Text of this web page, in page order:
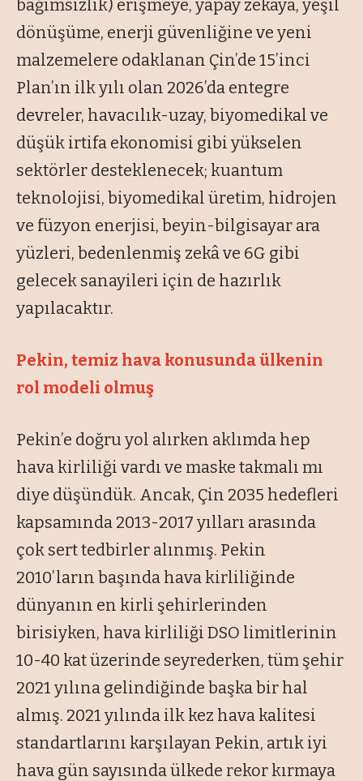
bağımsızlık) erişmeye, yapay zekâya, yeşil
dönüşüme, enerji güvenliğine ve yeni
malzemelere odaklanan Çin’de 15’inci
Plan’ın ilk yılı olan 2026’da entegre
devreler, havacılık-uzay, biyomedikal ve
düşük irtifa ekonomisi gibi yükselen
sektörler desteklenecek; kuantum
teknolojisi, biyomedikal üretim, hidrojen
ve füzyon enerjisi, beyin-bilgisayar ara
yüzleri, bedenlenmiş zekâ ve 6G gibi
gelecek sanayileri için de hazırlık
yapılacaktır.
Pekin, temiz hava konusundaülkenin
rol modeli olmuş
Pekin’e doğru yol alırken aklımda hep
hava kirliliği vardı ve maske takmalı mı
diye düşündük. Ancak, Çin 2035 hedefleri
kapsamında 2013-2017 yılları arasında
çok sert tedbirler alınmış. Pekin
2010’ların başında hava kirliliğinde
dünyanın en kirli şehirlerinden
birisiyken, hava kirliliği DSO limitlerinin
10-40 kat üzerinde seyrederken, tüm şehir
2021 yılına gelindiğinde başka bir hal
almış. 2021 yılında ilk kez hava kalitesi
standartlarını karşılayan Pekin, artık iyi
hava gün sayısında ülkede rekor kırmaya